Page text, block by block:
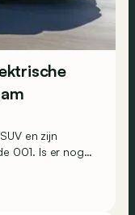
en zijn
001. Is er nog